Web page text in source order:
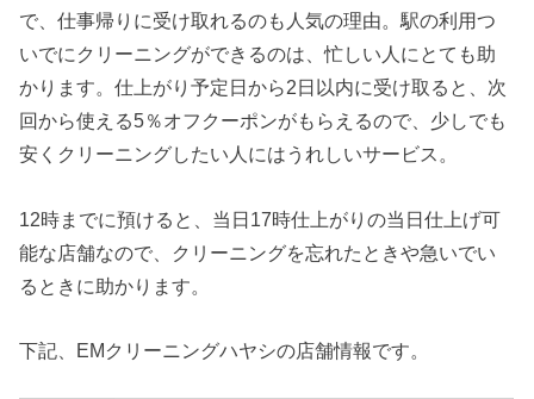
で、仕事帰りに受け取れるのも人気の理由。駅の利用つ
いでにクリーニングができるのは、忙しい人にとても助
かります。仕上がり予定日から2日以内に受け取ると、次
回から使える5％オフクーポンがもらえるので、少しでも
安くクリーニングしたい人にはうれしいサービス。
12時までに預けると、当日17時仕上がりの当日仕上げ可
能な店舗なので、クリーニングを忘れたときや急いでい
るときに助かります。
下記、EMクリーニングハヤシの店舗情報です。